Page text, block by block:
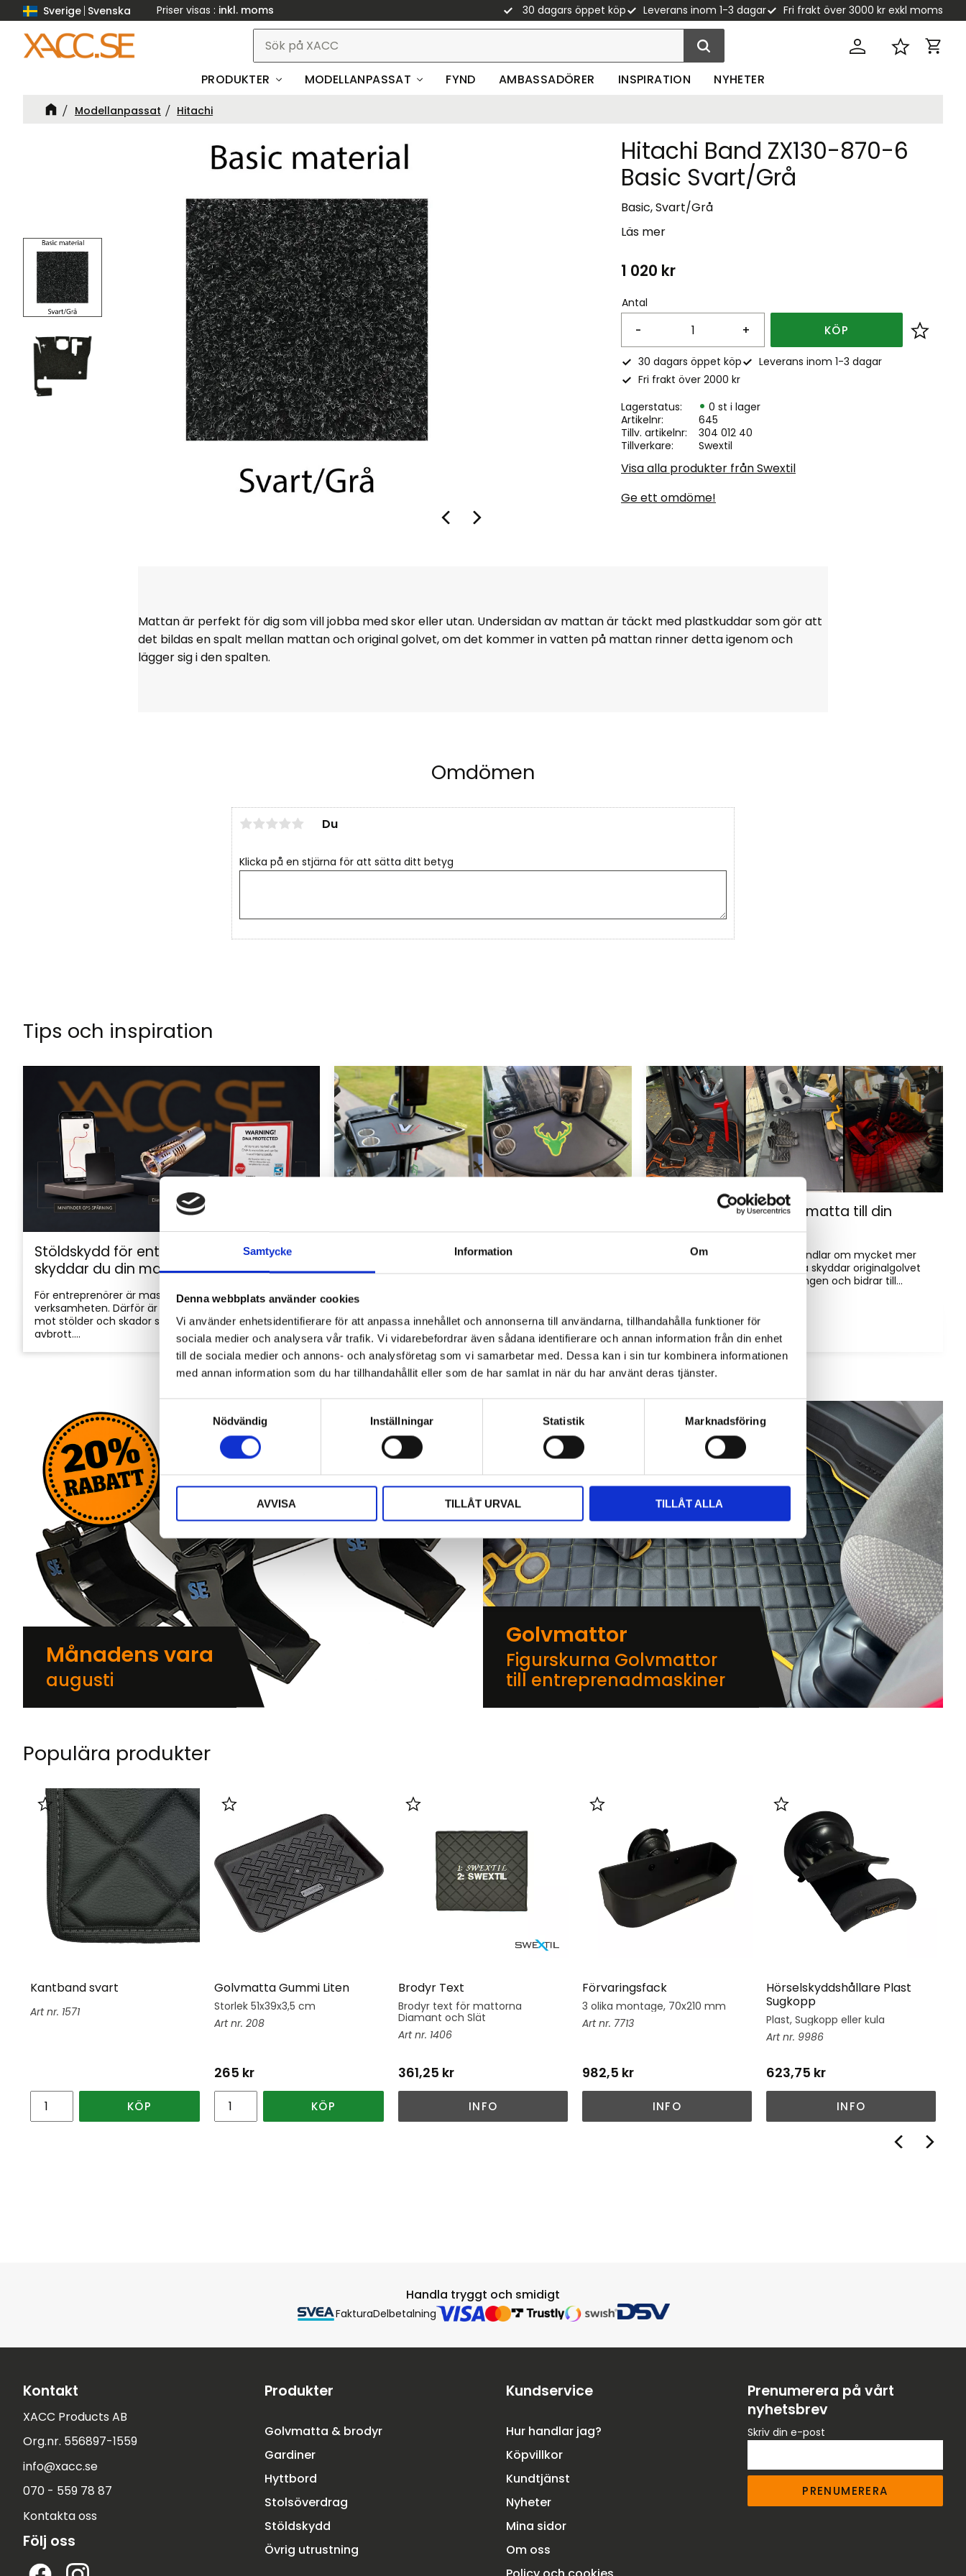
Samtycke Information Om
Denna webbplats använder cookies
Vi använder enhetsidentifierare för att anpassa innehållet och annonserna till användarna, tillhandahålla funktioner för
sociala medier och analysera vår trafik. Vi vidarebefordrar även sådana identifierare och annan information från din enhet
till de sociala medier och annons- och analysföretag som vi samarbetar med. Dessa kan i sin tur kombinera informationen
med annan information som du har tillhandahållit eller som de har samlat in när du har använt deras tjänster.
t
y
k
a
Nödvändig Inställningar Statistik Marknadsföring
AVVISA TILLÅT URVAL TILLÅT ALLA
Sverige Svenska Priser visas inkl. moms 30 dagars öppet köp Leverans inom 1-3 dagar Fri frakt över 3000 kr exkl moms
Favoriter
PRODUKTER MODELLANPASSAT FYND AMBASSADÖRER INSPIRATION NYHETER
Modellanpassat Hitachi
Hitachi Band ZX130-870-6
Basic Svart/Grå
Basic, Svart/Grå
Läs mer
1 020 kr
Antal
+
- KÖP Lägg
30 dagars öppet köp
Leverans inom 1-3 dagar
Fri frakt över 2000 kr
Lagerstatus
0 st i lager
Artikelnr
645
Tillv. artikelnr
304 012 40
Tillverkare
Swextil
Visa alla produkter från Swextil
Ge ett omdöme!
Mattan är perfekt för dig som vill jobba med skor eller utan. Undersidan av mattan är täckt med plastkuddar som gör att
det bildas en spalt mellan mattan och original golvet, om det kommer in vatten på mattan rinner detta igenom och
lägger sig i den spalten.
Omdömen
Du
Klicka på en stjärna för att sätta ditt betyg
Tips och inspiration
Stöldskydd för entreprenadmaskiner: så
skyddar du din maskin och utrustning
För entreprenörer är maskinerna hjärtat i
verksamheten. Därför är det viktigt att skydda dem
mot stölder och skador som kan orsaka kostsamma
avbrott....
som gör stor skillnad i vardagen
Traktorhytten är för många mer än bara en plats där
arbetet utförs. Det är kontoret, fikarummet och ibland
Hur väljer du rätt golvmatta till din
entreprenadmaskin?
Golvmatta i maskinhytten handlar om mycket mer
än bara utseende. Rätt matta skyddar originalgolvet
mot slitage, förenklar rengöringen och bidrar till...
Månadens vara
augusti
Golvmattor
Figurskurna Golvmattor
till entreprenadmaskiner
Populära produkter
Kantband svart
1571
Lägg till i favoriter
KÖP
Golvmatta Gummi Liten
Storlek 51x39x3,5 cm
208
265 kr
Lägg till i favoriter
KÖP
Brodyr Text
Brodyr text för mattorna
Diamant och Slät
1406
361,25 kr
Lägg till i favoriter
INFO
Förvaringsfack
3 olika montage, 70x210 mm
7713
982,5 kr
Lägg till i favoriter
INFO
Hörselskyddshållare Plast
Sugkopp
Plast, Sugkopp eller kula
9986
623,75 kr
Lägg till i favoriter
INFO
Handla tryggt och smidigt
FakturaDelbetalning
Kontakt
XACC Products AB
Org.nr. 556897-1559
info@xacc.se
070 - 559 78 87
Kontakta oss
Följ oss
Prenumerera på vårt
nyhetsbrev
Skriv din e-post
PRENUMERERA
Produkter
Golvmatta & brodyr
Gardiner
Hyttbord
Stolsöverdrag
Stöldskydd
Övrig utrustning
Kundservice
Hur handlar jag?
Köpvillkor
Kundtjänst
Nyheter
Mina sidor
Om oss